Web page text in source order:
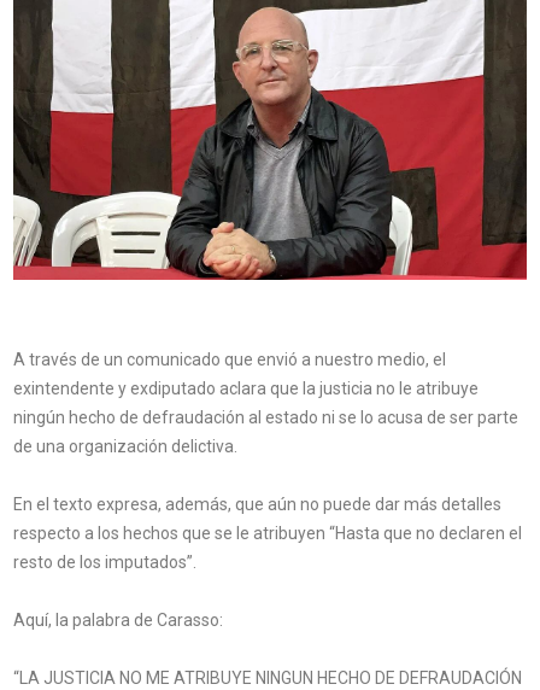
A través de un comunicado que envió a nuestro medio, el
exintendente y exdiputado aclara que la justicia no le atribuye
ningún hecho de defraudación al estado ni se lo acusa de ser parte
de una organización delictiva.
En el texto expresa, además, que aún no puede dar más detalles
respecto a los hechos que se le atribuyen “Hasta que no declaren el
resto de los imputados”.
Aquí, la palabra de Carasso:
“LA JUSTICIA NO ME ATRIBUYE NINGUN HECHO DE DEFRAUDACIÓN